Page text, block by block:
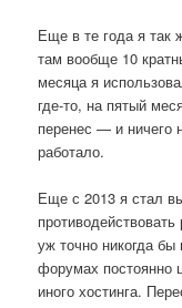
Еще в те года я так
там вообще 10
месяца я
где-то, на пятый
перенес — и ничего
работало.
Еще с 2013 я стал
уж точно никогда
форумах постоянно
иного хостинга.